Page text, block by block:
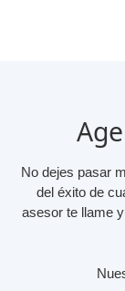
No dejes pasar
del éxito de
asesor te llame